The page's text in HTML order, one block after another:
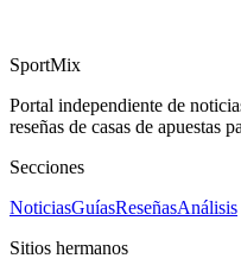
SportMix
Portal independiente de
reseñas de casas de apuestas
Secciones
NoticiasGuíasReseñasAnálisis
Sitios hermanos